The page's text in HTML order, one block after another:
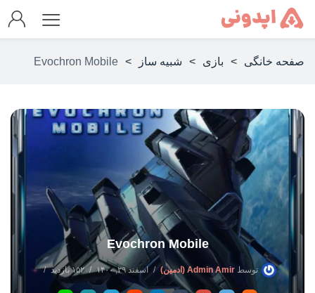
صفحه خانگی > بازی > شبیه ساز >
Evochron Mobile
Evochron Mobile
توسط Admin Amir (ادمین) اسفند ۲۹, ۱۴۰۰
۱۵۲ بازدید
بدون دیدگاه